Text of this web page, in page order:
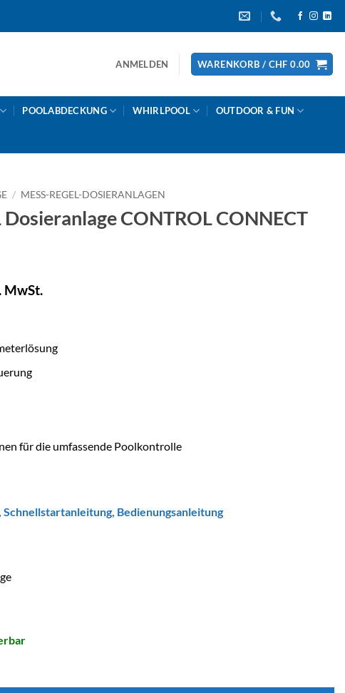
ANMELDEN WARENKORB / CHF 0.00
POOLABDECKUNG WHIRLPOOL OUTDOOR & FUN
/ MESS-REGEL-DOSIERANLAGEN
CONTROL CONNECT
MwSt.
für die umfassende Poolkontrolle
Schnellstartanleitung Bedienungsanleitung